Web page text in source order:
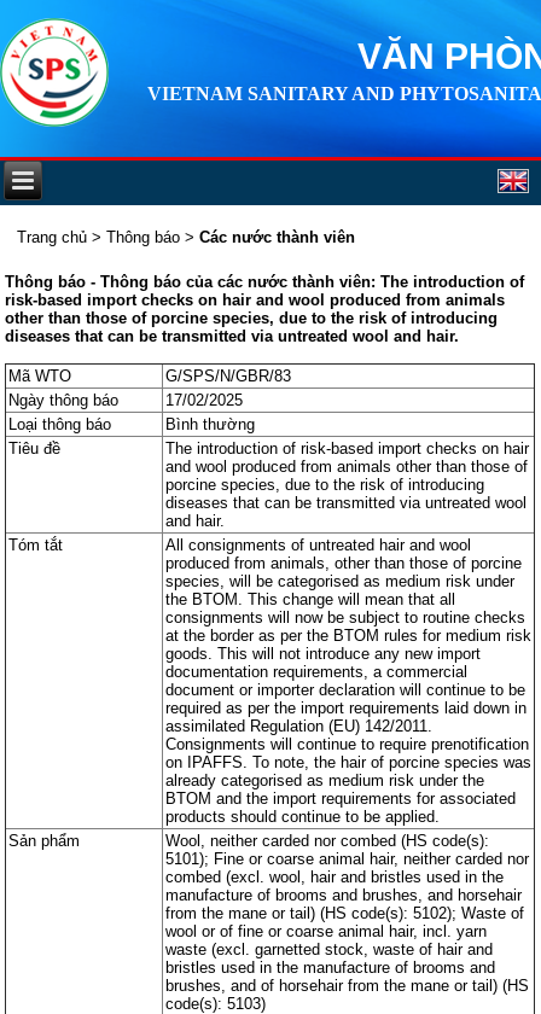
VĂN
VIETNAM SANITARY AND
Trang chủ >Thông báo >Các nước thành viên
Thông báo - Thông báo của các nước thành viên: The introduction of
risk-based import checks on hair and wool produced from animals
other than those of porcine species, due to the risk of introducing
diseases that can be transmitted via untreated wool and hair.
Mã WTO
G/SPS/N/GBR/83
Ngày thông báo
17/02/2025
Loại thông báo
Bình thường
Tiêu đề
The introduction of risk-based import checks on hair
and wool produced from animals other than those of
porcine species, due to the risk of introducing
diseases that can be transmitted via untreated wool
and hair.
Tóm tắt
All consignments of untreated hair and wool
produced from animals, other than those of porcine
species, will be categorised as medium risk under
the BTOM. This change will mean that all
consignments will now be subject to routine checks
at the border as per the BTOM rules for medium risk
goods. This will not introduce any new import
documentation requirements, a commercial
document or importer declaration will continue to be
required as per the import requirements laid down in
assimilated Regulation (EU) 142/2011.
Consignments will continue to require prenotification
on IPAFFS. To note, the hair of porcine species was
already categorised as medium risk under the
BTOM and the import requirements for associated
products should continue to be applied.
Sản phẩm
Wool, neither carded nor combed (HS code(s):
5101); Fine or coarse animal hair, neither carded nor
combed (excl. wool, hair and bristles used in the
manufacture of brooms and brushes, and horsehair
from the mane or tail) (HS code(s): 5102); Waste of
wool or of fine or coarse animal hair, incl. yarn
waste (excl. garnetted stock, waste of hair and
bristles used in the manufacture of brooms and
brushes, and of horsehair from the mane or tail) (HS
code(s): 5103)